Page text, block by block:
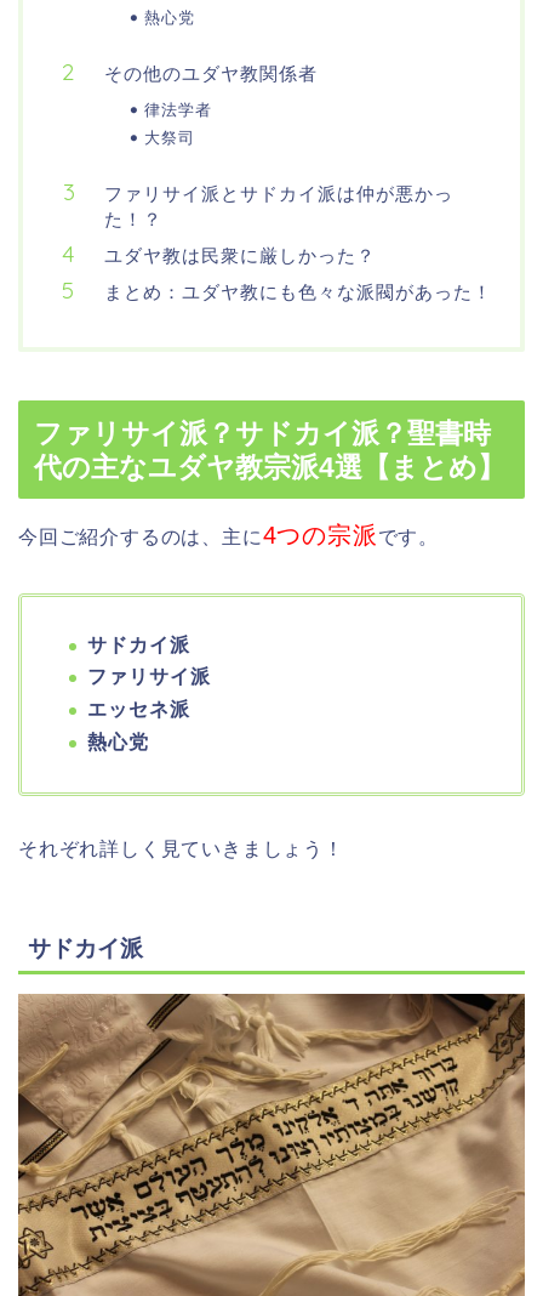
熱心党
その他のユダヤ教関係者
律法学者
大祭司
ファリサイ派とサドカイ派は仲が悪かっ
た！？
ユダヤ教は民衆に厳しかった？
まとめ：ユダヤ教にも色々な派閥があった！
ファリサイ派？サドカイ派？聖書時
代の主なユダヤ教宗派4選【まとめ】
今回ご紹介するのは、主に4つの宗派です。
サドカイ派
ファリサイ派
エッセネ派
熱心党
それぞれ詳しく見ていきましょう！
サドカイ派